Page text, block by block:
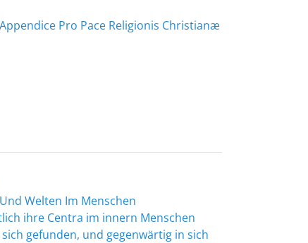
Pro Pace Religionis Christianæ
Welten Im Menschen
ihre Centra im innern Menschen
gefunden, und gegenwärtig in sich